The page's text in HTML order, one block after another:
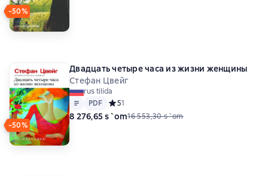
−50%
−50%
Двадцать четыре часа из жизни женщины
Стефан Цвейг
rus tilida
Matn
PDF
PDF Средний рейтинг 5 на основе 1 оценок
51
8 276,65 s`om16 553,30 s`om